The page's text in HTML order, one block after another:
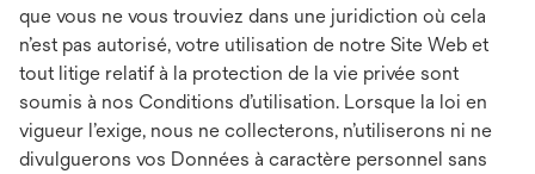
que vous ne vous trouviez dans une juridiction où cela
n’est pas autorisé, votre utilisation de notre Site Web et
tout litige relatif à la protection de la vie privée sont
soumis à nos Conditions d’utilisation. Lorsque la loi en
vigueur l’exige, nous ne collecterons, n’utiliserons ni ne
divulguerons vos Données à caractère personnel sans